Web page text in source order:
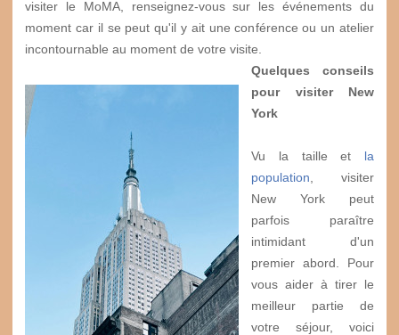
visiter le MoMA, renseignez-vous sur les événements du
moment car il se peut qu'il y ait une conférence ou un atelier
incontournable au moment de votre visite.
Quelques conseils
pour visiter New
York
Vu la taille et la
population , visiter
New York peut
parfois paraître
intimidant d'un
premier abord. Pour
vous aider à tirer le
meilleur partie de
votre séjour, voici